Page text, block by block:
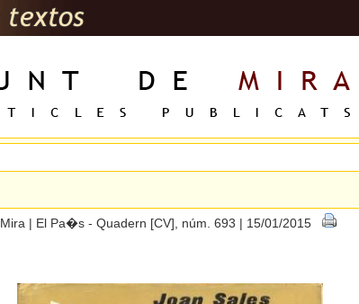
| El Pa�s - Quadern [CV], núm. 693 | 15/01/2015